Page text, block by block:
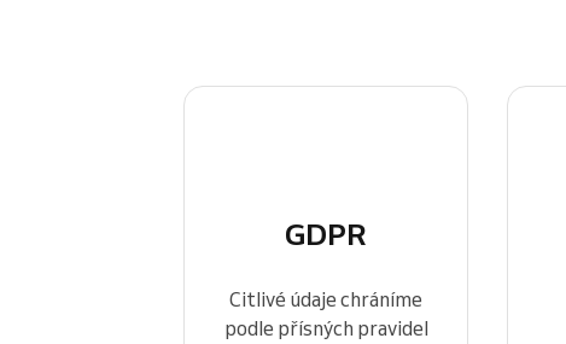
GDPR
Citlivé údaje chráníme
podle přísných pravidel